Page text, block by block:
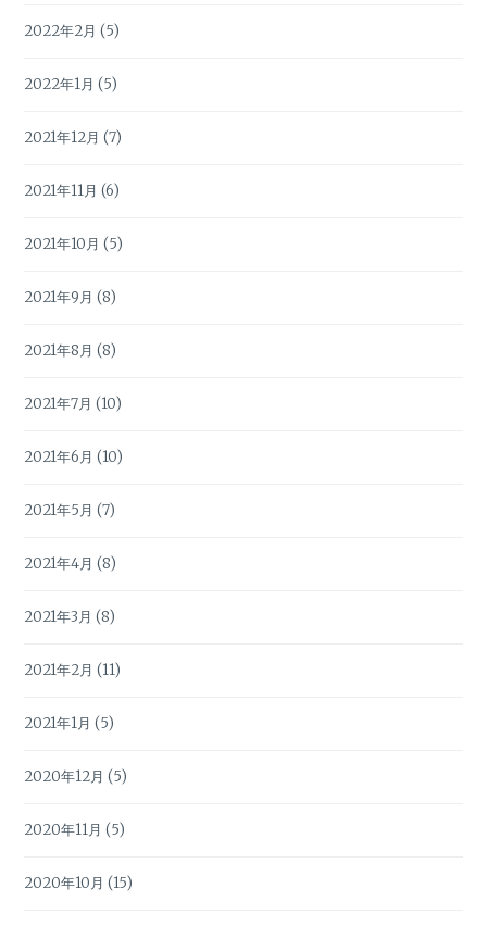
2022年2月 (5)
2022年1月 (5)
2021年12月 (7)
2021年11月 (6)
2021年10月 (5)
2021年9月 (8)
2021年8月 (8)
2021年7月 (10)
2021年6月 (10)
2021年5月 (7)
2021年4月 (8)
2021年3月 (8)
2021年2月 (11)
2021年1月 (5)
2020年12月 (5)
2020年11月 (5)
2020年10月 (15)